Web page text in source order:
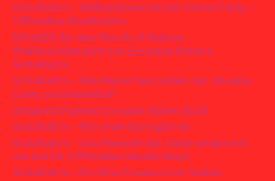
SchaRaEm – Willkommen bei der Clown Party –
Offizielles Musikvideo
BRONZE für den Film Du fröhliche
Weihnachtsnacht von Emanuel Schara
SchaRaEm
SchaRaEm – Alle Menschen haben nur die eine
Erde „nachdenklich“
Dinopark Funtana Croatia Istrien 2025
SchaRaEm – Wie viele Bars gibt es
SchaRaEm – Das Wunder der Liebe erlebe ich
nur bei Dir (Offizielles Musikvideo)
SchaRaEm – Ein Glas Prosecco im Süden